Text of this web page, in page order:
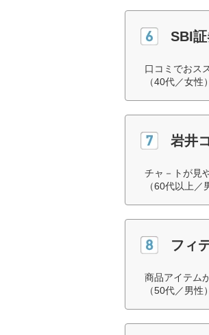
SBI
口コミでおス
（40代／女性）
岩井
チャ－トが見
（60代以上／
フィ
商品アイテム
（50代／男性）